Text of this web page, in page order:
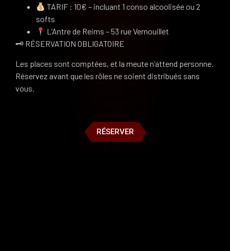
TARIF : 10€ – incluant 1 conso alcoolisée ou 2
softs
L’Antre de Reims – 53 rue Vernouillet
🗝 RÉSERVATION OBLIGATOIRE
Les places sont comptées, et la meute n’attend personne.
Réservez avant que les rôles ne soient distribués sans
vous.
RÉSERVER